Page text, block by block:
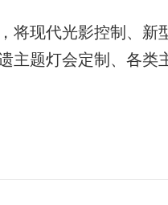
将现代光影控制、
主题灯会定制、各